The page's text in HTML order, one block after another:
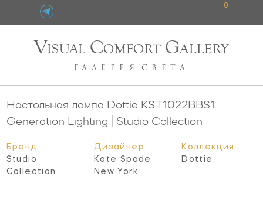
0
VISUAL COMFORT GALLERY
ГАЛЕРЕЯ СВЕТА
Настольная лампа Dottie KST1022BBS1
Generation Lighting | Studio Collection
Бренд
Studio
Collection
Дизайнер
Kate Spade
New York
Коллекция
Dottie